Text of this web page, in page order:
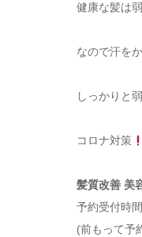
健康な髪は
なので汗を
しっかりと
コロナ対策
髪質改善 美
予約受付時
(前もって予